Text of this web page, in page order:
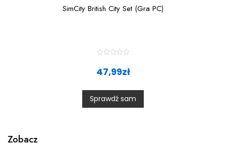
SimCity British City Set (Gra PC)
t
0
o
t
47,99zł
Sprawdź sam
Zobacz